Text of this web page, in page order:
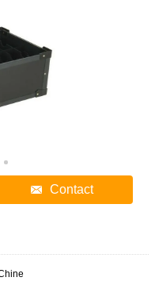
Contact